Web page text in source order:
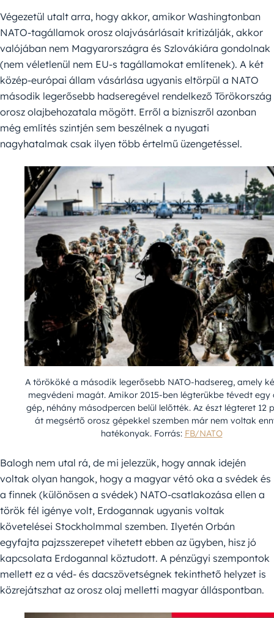
Végezetül utalt arra, hogy akkor, amikor Washingtonban
NATO-tagállamok orosz olajvásárlásait kritizálják, akkor
valójában nem Magyarországra és Szlovákiára gondolnak
(nem véletlenül nem EU-s tagállamokat említenek). A két
közép-európai állam vásárlása ugyanis eltörpül a NATO
második legerősebb hadseregével rendelkező Törökország
orosz olajbehozatala mögött. Erről a bizniszről azonban
még említés szintjén sem beszélnek a nyugati
nagyhatalmak csak ilyen több értelmű üzengetéssel.
A törököké a második legerősebb NATO-hadsereg, amely
megvédeni magát. Amikor 2015-ben légterükbe tévedt egy
gép, néhány másodpercen belül lelőtték. Az észt légteret 12
át megsértő orosz gépekkel szemben már nem voltak
hatékonyak. Forrás: FB/NATO
Balogh nem utal rá, de mi jelezzük, hogy annak idején
voltak olyan hangok, hogy a magyar vétó oka a svédek és
a finnek (különösen a svédek) NATO-csatlakozása ellen a
török fél igénye volt, Erdogannak ugyanis voltak
követelései Stockholmmal szemben. Ilyetén Orbán
egyfajta pajzsszerepet vihetett ebben az ügyben, hisz jó
kapcsolata Erdogannal köztudott. A pénzügyi szempontok
mellett ez a véd- és dacszövetségnek tekinthető helyzet is
közrejátszhat az orosz olaj melletti magyar álláspontban.